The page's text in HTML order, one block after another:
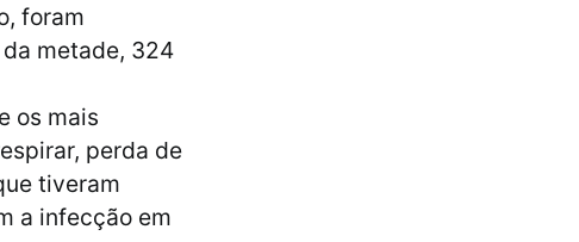
foram
metade, 324
os mais
perda de
tiveram
a infecção em